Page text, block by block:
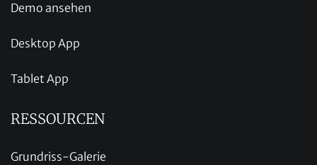
Demo ansehen
Desktop App
Tablet App
RESSOURCEN
Grundriss-Galerie